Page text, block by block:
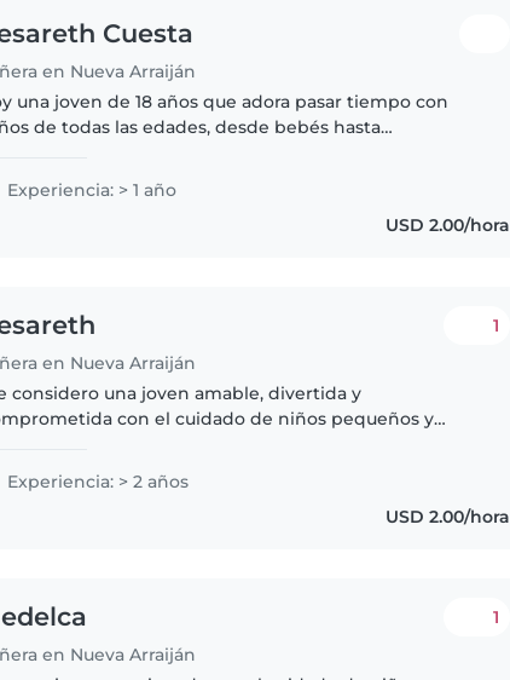
Cuesta
en Nueva Arraiján
una joven de 18 años que adora pasar tiempo con
de todas las edades, desde bebés hasta
mucho de actividades..
Experiencia: > 1 año
USD 2.00/hora
en Nueva Arraiján
1
considero una joven amable, divertida y
con el cuidado de niños pequeños y
seguro y lleno de confianza...
Experiencia: > 2 años
USD 2.00/hora
en Nueva Arraiján
1